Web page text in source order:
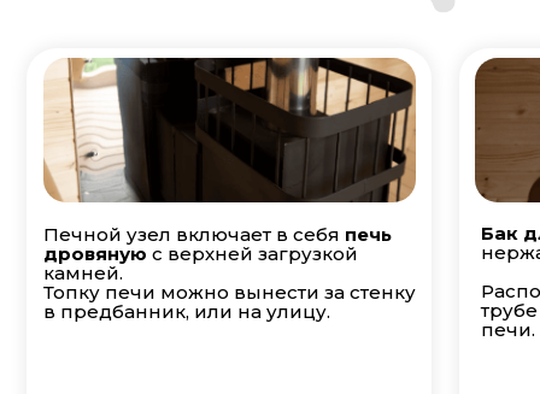
Печной узел включает в себя печь
дровяную с верхней загрузкой
камней.
Топку печи можно вынести за стенку
в предбанник, или на улицу.
Бак
печи.